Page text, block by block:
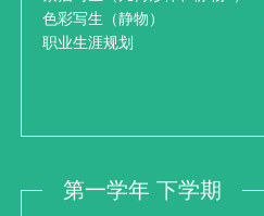
色彩写生（静物）
职业生涯规划
第一学年 下学期